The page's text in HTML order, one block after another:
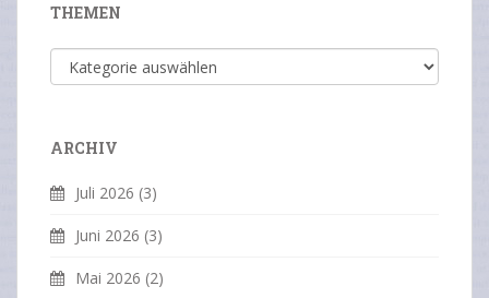
THEMEN
Themen
ARCHIV
Juli 2026 (3)
Juni 2026 (3)
Mai 2026 (2)